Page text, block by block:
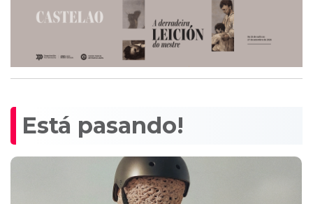
Está pasando!